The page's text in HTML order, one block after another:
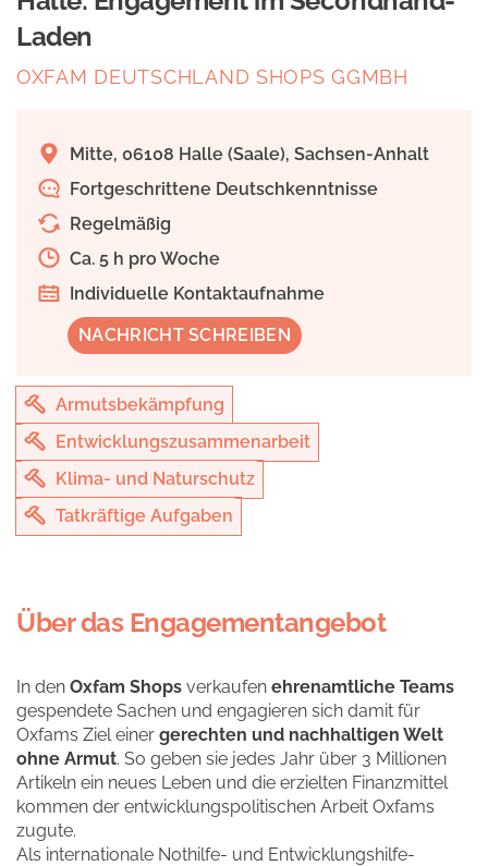
Laden
OXFAM DEUTSCHLAND SHOPS GGMBH
Mitte, 06108 Halle (Saale), Sachsen-Anhalt
Fortgeschrittene Deutschkenntnisse
Regelmäßig
Ca. 5 h pro Woche
Individuelle Kontaktaufnahme
NACHRICHT SCHREIBEN
Armutsbekämpfung
Entwicklungszusammenarbeit
Klima- und Naturschutz
Tatkräftige Aufgaben
Über das Engagementangebot
In den Oxfam Shops verkaufen ehrenamtliche Teams
gespendete Sachen und engagieren sich damit für
Oxfams Ziel einer gerechten und nachhaltigen Welt
ohne Armut. So geben sie jedes Jahr über 3 Millionen
Artikeln ein neues Leben und die erzielten Finanzmittel
kommen der entwicklungspolitischen Arbeit Oxfams
zugute.
Als internationale Nothilfe- und Entwicklungshilfe-